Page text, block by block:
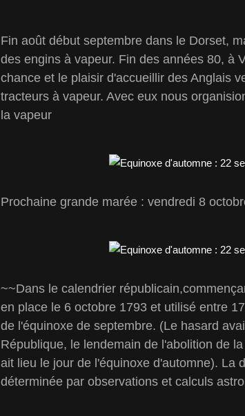
Fin août début septembre dans le Dorset,
des engins à vapeur. Fin des années 80, à
chance et le plaisir d'accueillir des Anglais
tracteurs à vapeur. Avec eux nous
la vapeur
Prochaine grande marée : vendredi 8
~~Dans le calendrier
en place le 6 octobre 1793 et utilisé entre
de l'équinoxe de septembre. (Le hasard
République, le lendemain de l'abolition de
ait lieu le jour de l'équinoxe d'automne). La
déterminée par observations et calculs